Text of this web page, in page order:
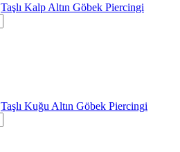
Taşlı Kalp Altın Göbek Piercingi
Taşlı Kuğu Altın Göbek Piercingi